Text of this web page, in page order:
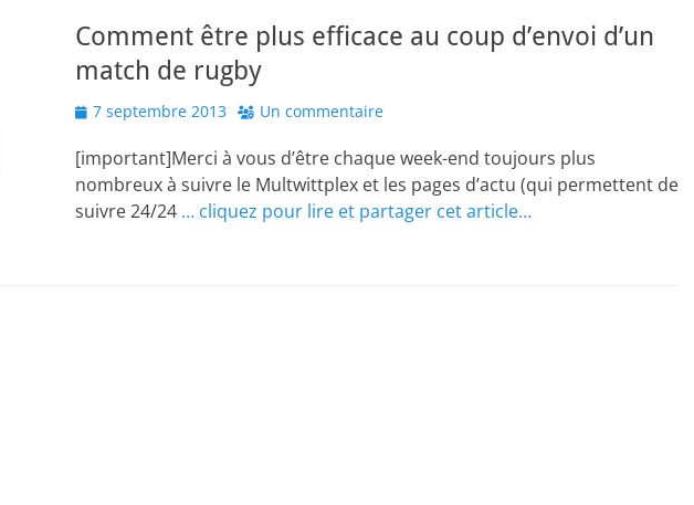
Comment être plus efficace au coup d’envoi d’un
match de rugby
Posted
7 septembre 2013 Un commentaire
[important]Merci à vous d’être chaque week-end toujours plus
nombreux à suivre le Multwittplex et les pages d’actu (qui permettent de
suivre 24/24 … cliquez pour lire et partager cet article…